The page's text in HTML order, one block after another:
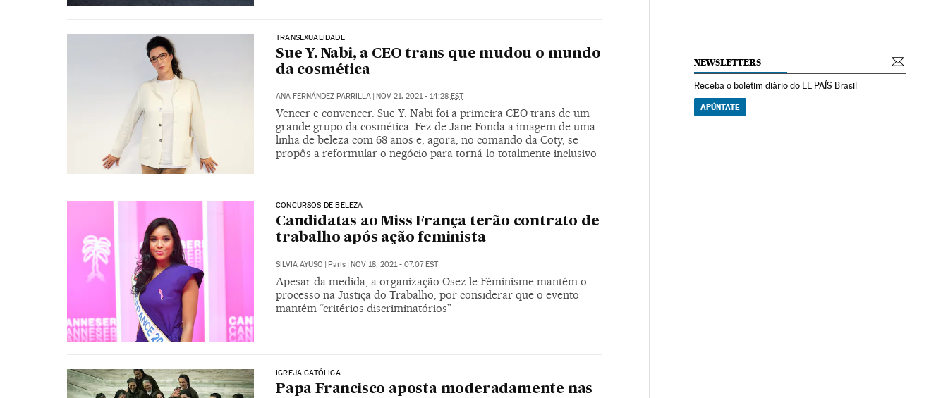
TRANSEXUALIDADE
Sue Y. Nabi, a CEO trans que mudou o mundo
da cosmética
ANA FERNÁNDEZ PARRILLA | NOV 21, 2021 - 14:28 EST
Vencer e convencer. Sue Y. Nabi foi a primeira CEO trans de um
grande grupo da cosmética. Fez de Jane Fonda a imagem de uma
linha de beleza com 68 anos e, agora, no comando da Coty, se
propôs a reformular o negócio para torná-lo totalmente inclusivo
CONCURSOS DE BELEZA
Candidatas ao Miss França terão contrato de
trabalho após ação feminista
SILVIA AYUSO | Paris | NOV 18, 2021 - 07:07EST
Apesar da medida, a organização Osez le Féminisme mantém o
processo na Justiça do Trabalho, por considerar que o evento
mantém “critérios discriminatórios”
IGREJA CATÓLICA
Papa Francisco aposta moderadamente nas
NEWSLETTERS
Receba o boletim diário do EL PAÍS Brasil
APÚNTATE